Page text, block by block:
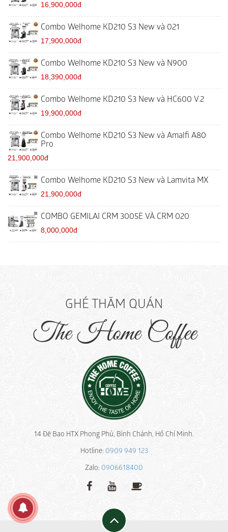
16,900,000đ
Combo Welhome KD210 S3 New và 021
17,900,000đ
Combo Welhome KD210 S3 New và N900
18,390,000đ
Combo Welhome KD210 S3 New và HC600 V.2
19,900,000đ
Combo Welhome KD210 S3 New và Amalfi A80
Pro
21,900,000đ
Combo Welhome KD210 S3 New và Lamvita MX
21,900,000đ
COMBO GEMILAI CRM 3005E VÀ CRM 020
8,000,000đ
GHÉ THĂM QUÁN
The Home Coffee
14 Đê Bao HTX Phong Phú, Bình Chánh, Hồ Chí Minh.
Hotline: 0909 949 123
Zalo: 0906618400